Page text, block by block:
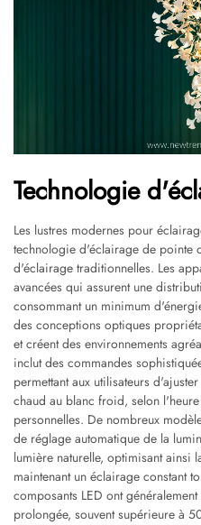
Technologie
Les lustres modernes pour
technologie d'éclairage de pointe
d'éclairage traditionnelles. Les
avancées qui assurent une
consommant un minimum
des conceptions optiques
et créent des environnements
inclut des commandes
permettant aux utilisateurs
chaud au blanc froid, selon
personnelles. De nombreux
de réglage automatique de la
lumière naturelle, optimisant ainsi
maintenant un éclairage constant
composants LED ont
prolongée, souvent supérieure à